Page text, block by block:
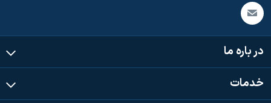
در باره ما
خدمات